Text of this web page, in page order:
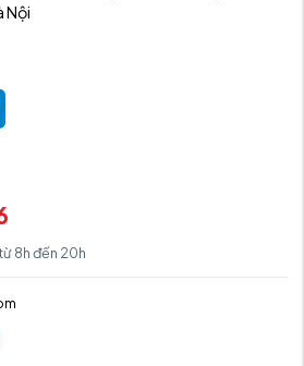
Nội
8h đến 20h